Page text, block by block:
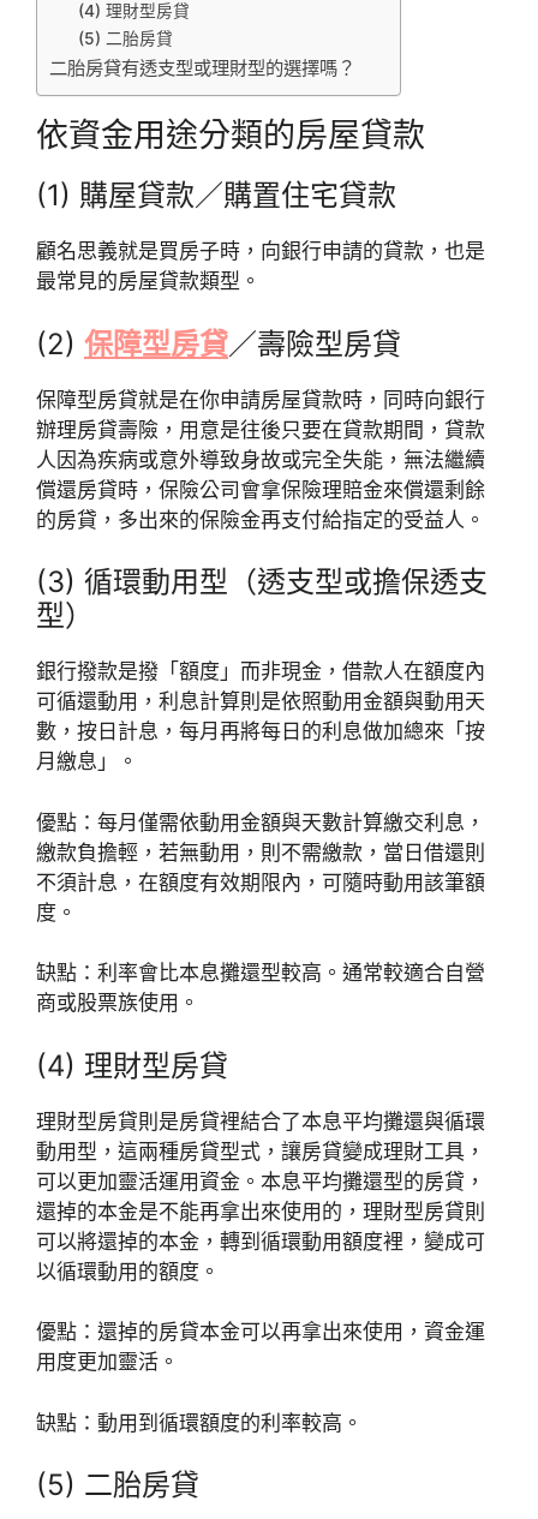
(4) 理財型房貸
(5) 二胎房貸
二胎房貸有透支型或理財型的選擇嗎？
依資金用途分類的房屋貸款
(1) 購屋貸款／購置住宅貸款
顧名思義就是買房子時，向銀行申請的貸款，也是
最常見的房屋貸款類型。
(2) 保障型房貸／壽險型房貸
保障型房貸就是在你申請房屋貸款時，同時向銀行
辦理房貸壽險，用意是往後只要在貸款期間，貸款
人因為疾病或意外導致身故或完全失能，無法繼續
償還房貸時，保險公司會拿保險理賠金來償還剩餘
的房貸，多出來的保險金再支付給指定的受益人。
(3) 循環動用型（透支型或擔保透支
型）
銀行撥款是撥「額度」而非現金，借款人在額度內
可循還動用，利息計算則是依照動用金額與動用天
數，按日計息，每月再將每日的利息做加總來「按
月繳息」。
優點：每月僅需依動用金額與天數計算繳交利息，
繳款負擔輕，若無動用，則不需繳款，當日借還則
不須計息，在額度有效期限內，可隨時動用該筆額
度。
缺點：利率會比本息攤還型較高。通常較適合自營
商或股票族使用。
(4) 理財型房貸
理財型房貸則是房貸裡結合了本息平均攤還與循環
動用型，這兩種房貸型式，讓房貸變成理財工具，
可以更加靈活運用資金。本息平均攤還型的房貸，
還掉的本金是不能再拿出來使用的，理財型房貸則
可以將還掉的本金，轉到循環動用額度裡，變成可
以循環動用的額度。
優點：還掉的房貸本金可以再拿出來使用，資金運
用度更加靈活。
缺點：動用到循環額度的利率較高。
(5) 二胎房貸